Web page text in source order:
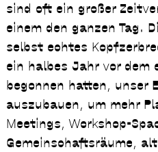
sind oft ein großer
einem den ganzen Tag.
selbst echtes
ein halbes Jahr vor dem
begonnen hatten, unser
auszubauen, um mehr
Meetings, Workshop-
Gemeinschaftsräume,